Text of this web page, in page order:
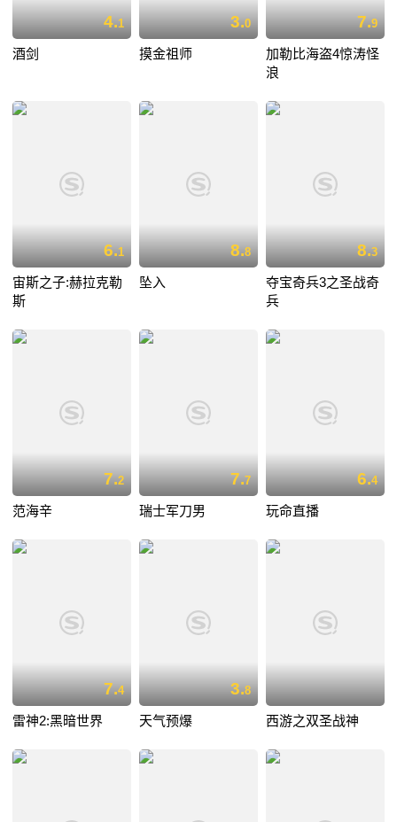
4.1
酒剑
3.0
摸金祖师
7.9
加勒比海盗4惊涛怪
浪
6.1
宙斯之子:赫拉克勒
斯
8.8
坠入
8.3
夺宝奇兵3之圣战奇
兵
7.2
范海辛
7.7
瑞士军刀男
6.4
玩命直播
7.4
雷神2:黑暗世界
3.8
天气预爆 西游之双圣战神